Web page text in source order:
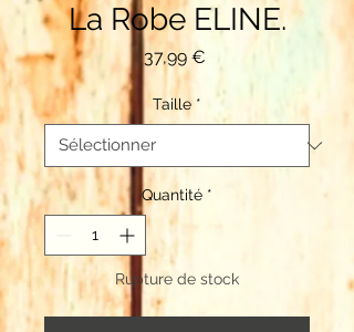
La Robe ELINE.
37,99 €Prix
Taille *
Quantité *
Rupture de stock